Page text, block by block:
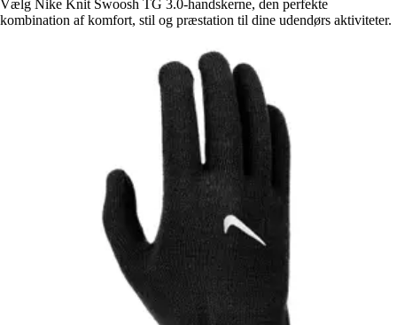
Vælg Nike Knit Swoosh TG 3.0-handskerne, den perfekte
kombination af komfort, stil og præstation til dine udendørs aktiviteter.